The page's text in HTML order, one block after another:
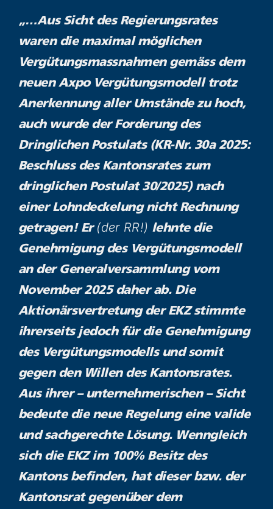
„…Aus Sicht des Regierungsrates
waren die maximal möglichen
Vergütungsmassnahmen gemäss dem
neuen Axpo Vergütungsmodell trotz
Anerkennung aller Umstände zu hoch,
auch wurde der Forderung des
Dringlichen Postulats (KR-Nr. 30a 2025:
Beschluss des Kantonsrates zum
dringlichen Postulat 30/2025) nach
einer Lohndeckelung nicht Rechnung
getragen! Er (der RR!) lehnte die
Genehmigung des Vergütungsmodell
an der Generalversammlung vom
November 2025 daher ab. Die
Aktionärsvertretung der EKZ stimmte
ihrerseits jedoch für die Genehmigung
des Vergütungsmodells und somit
gegen den Willen des Kantonsrates.
Aus ihrer – unternehmerischen – Sicht
bedeute die neue Regelung eine valide
und sachgerechte Lösung. Wenngleich
sich die EKZ im 100% Besitz des
Kantons befinden, hat dieser bzw. der
Kantonsrat gegenüber dem